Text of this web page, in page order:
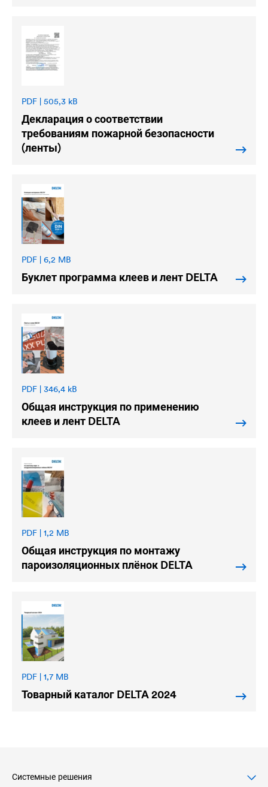
PDF | 505,3 kB
Декларация о соответствии
требованиям пожарной безопасности
(ленты)
PDF | 6,2 MB
Буклет программа клеев и лент DELTA
PDF | 346,4 kB
Общая инструкция по применению
клеев и лент DELTA
PDF | 1,2 MB
Общая инструкция по монтажу
пароизоляционных плёнок DELTA
PDF | 1,7 MB
Товарный каталог DELTA2024
Системные решения